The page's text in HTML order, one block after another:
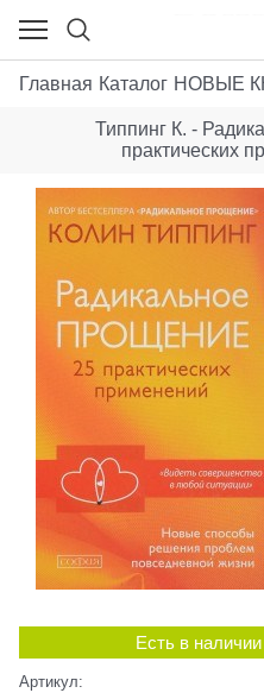
Главная Каталог НОВЫЕ
Типпинг К. -
практических
Есть в наличии
Артикул: